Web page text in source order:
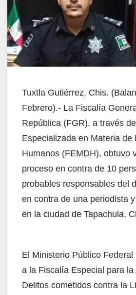
Tuxtla Gutiérrez, Chis.
Febrero).- La Fiscalía
República (FGR), a través
Especializada en Materia de
Humanos (FEMDH), obtuvo
proceso en contra de 10
probables responsables del
en contra de una periodista
en la ciudad de Tapachula,
El Ministerio Público
a la Fiscalía Especial para la
Delitos cometidos contra la